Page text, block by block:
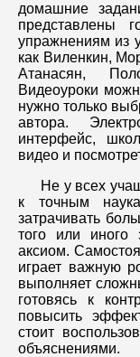
домашние
представлены
упражнениям из
как Виленкин,
Атанасян,
Видеоуроки
нужно только
автора.
интерфейс,
видео и
Не у всех
к точным
затрачивать
того или иного
аксиом.
играет важную
выполняет
готовясь к
повысить
стоит
объяснениями.